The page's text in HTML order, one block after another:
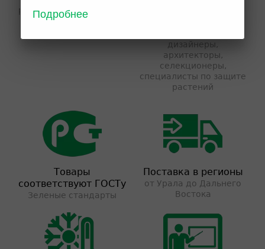
растений, консультации
по уходу и посадке и
дизайнеры,
архитекторы,
селекционеры,
специалисты по защите
растений
Товары
соответствуют ГОСТу
Зеленые стандарты
Поставка в регионы
от Урала до Дальнего
Востока
Подробнее